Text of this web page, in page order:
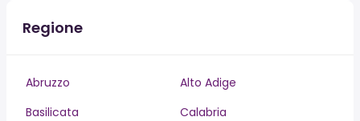
Regione
Abruzzo
Alto Adige
Basilicata
Calabria